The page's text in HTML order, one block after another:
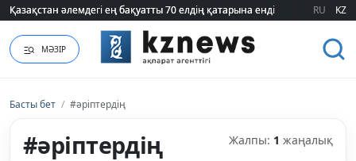
Қазақстан әлемдегі ең бақуатты 70 елдің қатарына енді
Қазақстан әлемдегі ең бақуатты 70 елдің қатарына енді RU KZ
МӘЗІР
Басты бет / #әріптердің
#әріптердің Жалпы: 1 жаңалық